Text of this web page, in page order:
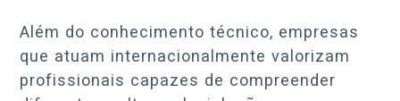
Além do conhecimento técnico, empresas
que atuam internacionalmente valorizam
profissionais capazes de compreender